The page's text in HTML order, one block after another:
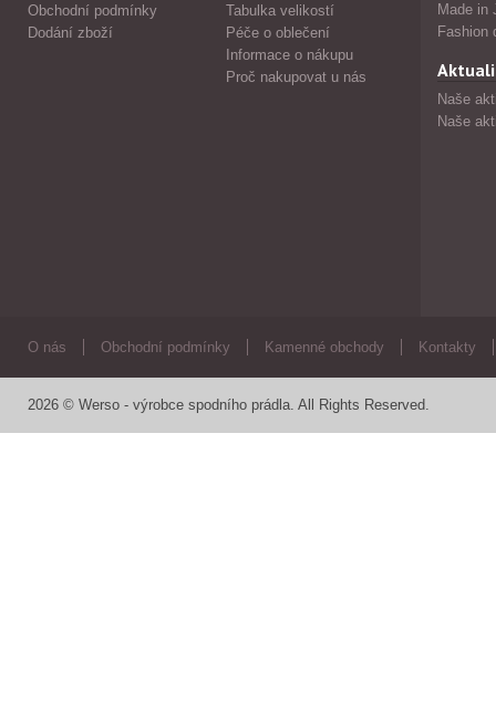
Obchodní podmínky
Dodání zboží
Tabulka velikostí
Péče o oblečení
Informace o nákupu
Proč nakupovat u nás
Made in
Fashion
Naše
Naše
O nás Obchodní podmínky Kamenné obchody Kontakty
2026 © Werso - výrobce spodního prádla. All Rights Reserved.